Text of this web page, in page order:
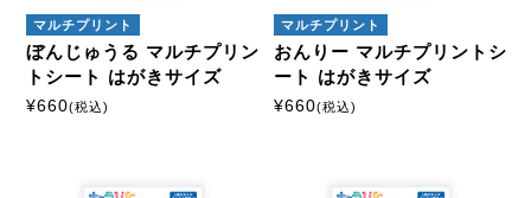
マルチプリント
ぼんじゅうる マルチプリン
トシート はがきサイズ
¥660(税込)
マルチプリント
おんりー マルチプリントシ
ート はがきサイズ
¥660(税込)